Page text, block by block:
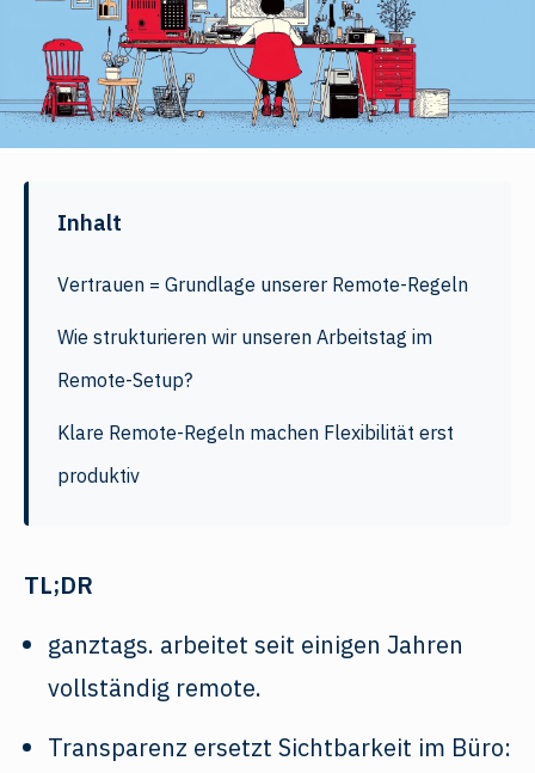
Inhalt
Vertrauen = Grundlage unserer Remote-Regeln
Wie strukturieren wir unseren Arbeitstag im
Remote-Setup?
Klare Remote-Regeln machen Flexibilität erst
produktiv
TL;DR
ganztags. arbeitet seit einigen Jahren
vollständig remote.
Transparenz ersetzt Sichtbarkeit im Büro: